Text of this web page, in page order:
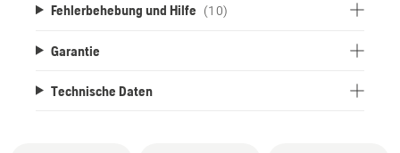
Fehlerbehebung und Hilfe (10)
Garantie
Technische Daten